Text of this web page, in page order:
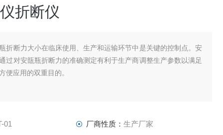
折断仪
折断力大小在临床使用、生产和运输环节中是关键的控制点。安
过对安瓿瓶折断力的准确测定有利于生产商调整生产参数以满足
便应用的双重目的。
01 厂商性质： 生产厂家